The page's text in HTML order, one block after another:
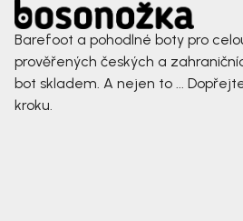
Barefoot a pohodlné boty pro
prověřených českých a
bot skladem. A nejen to ...
kroku.